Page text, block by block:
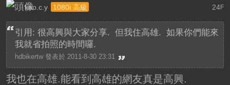
24F
kao.c.y 1080i 高級
引用: 很高興與大家分享. 但我住高雄. 如果你們能來
我就省拍照的時間囉.
hdbikertw 發表於 2011-8-30 23:31
我也在高雄.能看到高雄的網友真是高興.